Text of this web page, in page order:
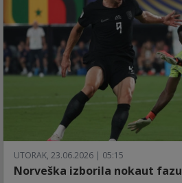
UTORAK, 23.06.2026 | 05:15
Norveška izborila nokaut